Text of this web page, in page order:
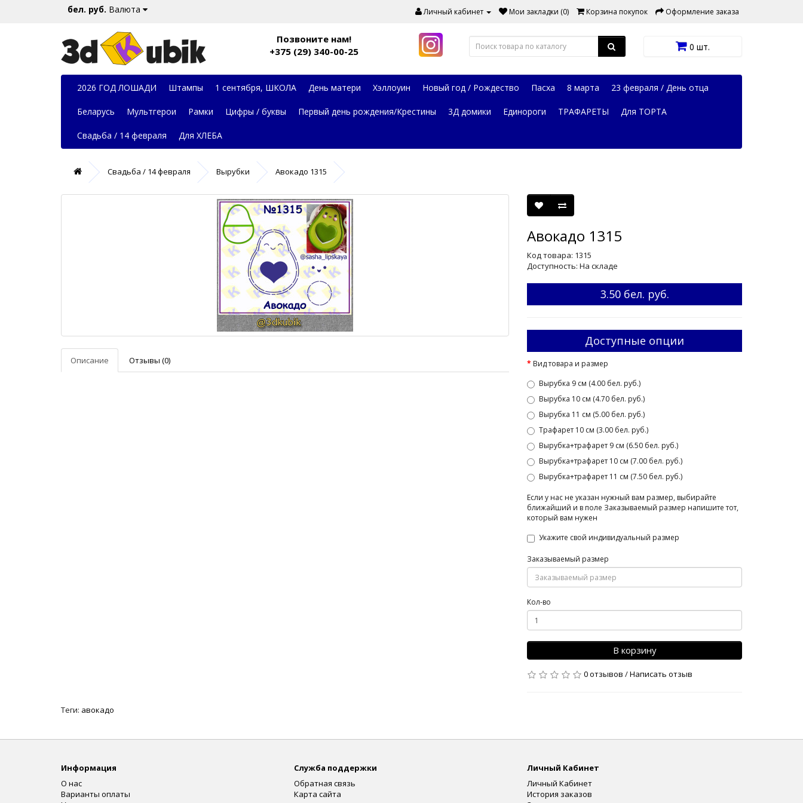
бел. руб. Валюта Личный кабинет Мои закладки (0) Корзина покупок Оформление заказа
Позвоните нам!
+375 (29) 340-00-25
0 шт.
2026 ГОД ЛОШАДИ Штампы 1 сентября, ШКОЛА День матери Хэллоуин Новый год / Рождество Пасха 8 марта 23 февраля / День отца
Беларусь Мультгерои Рамки Цифры / буквы Первый день рождения/Крестины 3Д домики Единороги ТРАФАРЕТЫ Для ТОРТА
Свадьба / 14 февраля Для ХЛЕБА
Свадьба / 14 февраля Вырубки Авокадо 1315
Описание Отзывы (0)
Авокадо 1315
Код товара: 1315
Доступность: На складе
3.50 бел. руб.
Доступные опции
Вид товара и размер
Вырубка 9 см (4.00 бел. руб.)
Вырубка 10 см (4.70 бел. руб.)
Вырубка 11 см (5.00 бел. руб.)
Трафарет 10 см (3.00 бел. руб.)
Вырубка+трафарет 9 см (6.50 бел. руб.)
Вырубка+трафарет 10 см (7.00 бел. руб.)
Вырубка+трафарет 11 см (7.50 бел. руб.)
Если у нас не указан нужный вам размер, выбирайте
ближайший и в поле Заказываемый размер напишите тот,
который вам нужен
Укажите свой индивидуальный размер
Заказываемый размер
Кол-во
В корзину
0 отзывов /Написать отзыв
Теги: авокадо
Информация
О нас
Варианты оплаты
Служба поддержки
Обратная связь
Карта сайта
Личный Кабинет
Личный Кабинет
История заказов